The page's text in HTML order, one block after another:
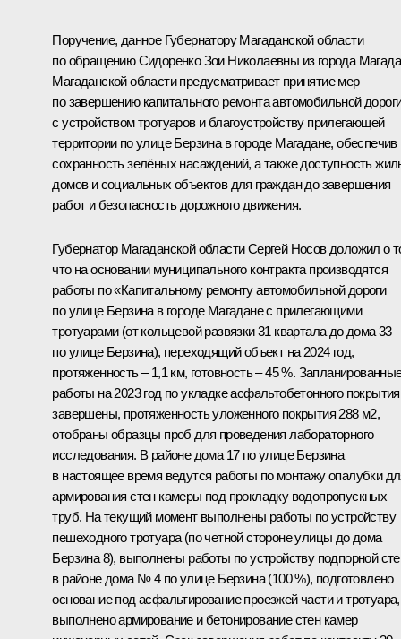
Поручение, данное Губернатору Магаданской области
по обращению Сидоренко Зои Николаевны из города
Магаданской области предусматривает принятие мер
по завершению капитального ремонта автомобильной
с устройством тротуаров и благоустройству прилегающей
территории по улице Берзина в городе Магадане, обеспечив
сохранность зелёных насаждений, а также доступность
домов и социальных объектов для граждан до завершения
работ и безопасность дорожного движения.
Губернатор Магаданской области Сергей Носов доложил о
что на основании муниципального контракта производятся
работы по «Капитальному ремонту автомобильной дороги
по улице Берзина в городе Магадане с прилегающими
тротуарами (от кольцевой развязки 31 квартала до дома 33
по улице Берзина), переходящий объект на 2024 год,
протяженность – 1,1 км, готовность – 45 %.
работы на 2023 год по укладке асфальтобетонного покрытия
завершены, протяженность уложенного покрытия 288 м2,
отобраны образцы проб для проведения лабораторного
исследования. В районе дома 17 по улице Берзина
в настоящее время ведутся работы по монтажу опалубки
армирования стен камеры под прокладку водопропускных
труб. На текущий момент выполнены работы по устройству
пешеходного тротуара (по четной стороне улицы до дома
Берзина 8), выполнены работы по устройству подпорной
в районе дома № 4 по улице Берзина (100 %), подготовлено
основание под асфальтирование проезжей части и тротуара,
выполнено армирование и бетонирование стен камер